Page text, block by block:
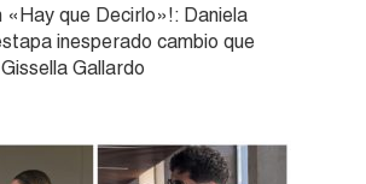
«Hay que Decirlo»!: Daniela
inesperado cambio que
Gallardo